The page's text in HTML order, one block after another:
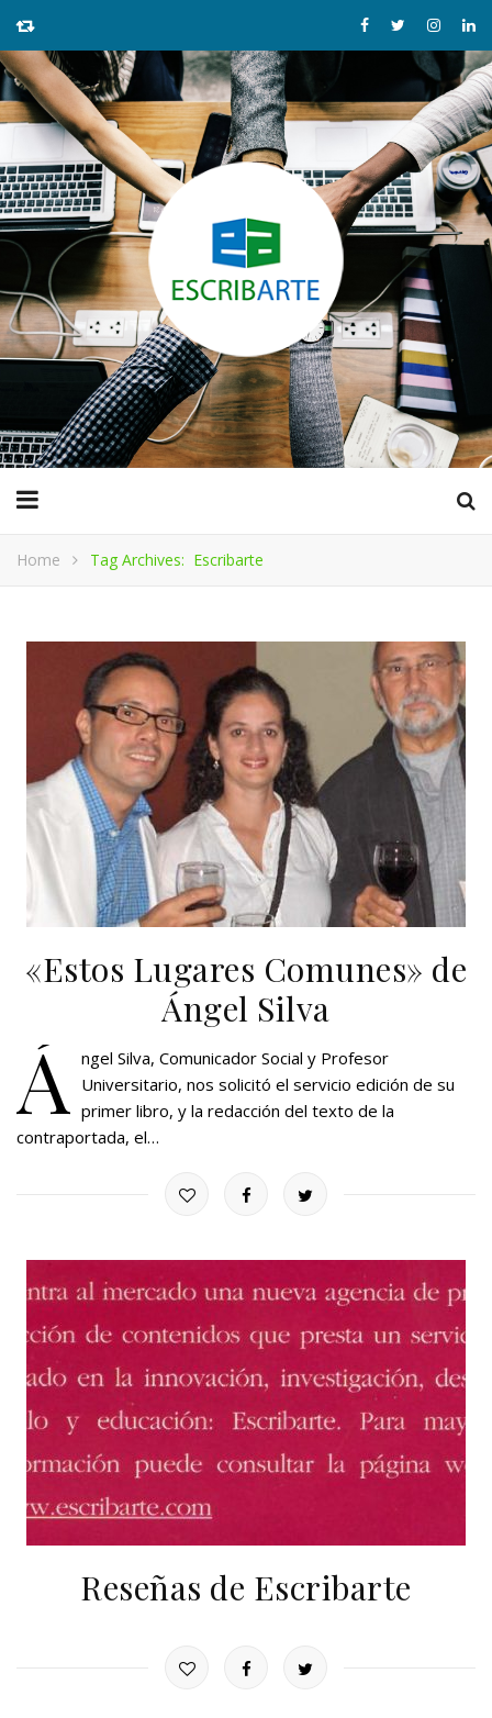
Home Tag Archives: Escribarte
«Estos Lugares Comunes» de
Ángel Silva
Á ngel Silva, Comunicador Social y Profesor
Universitario, nos solicitó el servicio edición de su
primer libro, y la redacción del texto de la
contraportada, el…
Reseñas de Escribarte